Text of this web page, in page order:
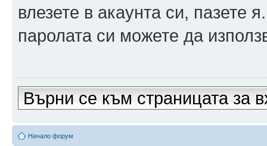
влезете в акаунта си, пазете
паролата си можете да
Върни се към страницата за
Начало форум